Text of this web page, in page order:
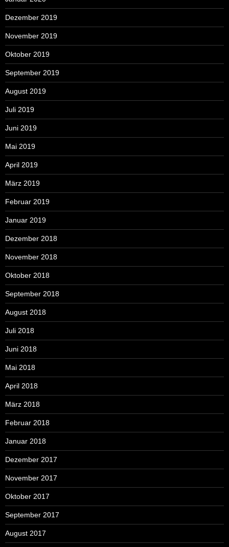
Dezember 2019
November 2019
Oktober 2019
September 2019
August 2019
Juli 2019
Juni 2019
Mai 2019
April 2019
März 2019
Februar 2019
Januar 2019
Dezember 2018
November 2018
Oktober 2018
September 2018
August 2018
Juli 2018
Juni 2018
Mai 2018
April 2018
März 2018
Februar 2018
Januar 2018
Dezember 2017
November 2017
Oktober 2017
September 2017
August 2017